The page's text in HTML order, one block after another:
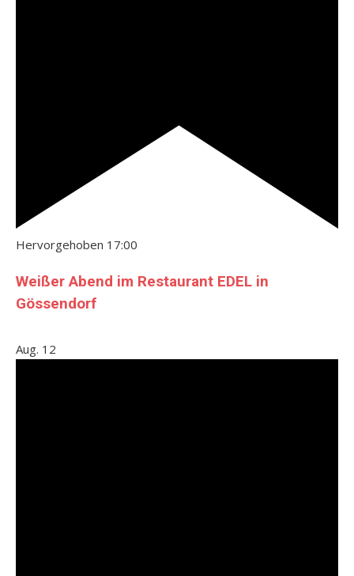
Hervorgehoben 17:00
Weißer Abend im Restaurant EDEL in
Gössendorf
Aug. 12